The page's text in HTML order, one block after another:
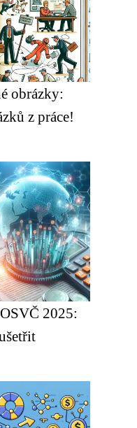
obrázky:
z práce!
2025: